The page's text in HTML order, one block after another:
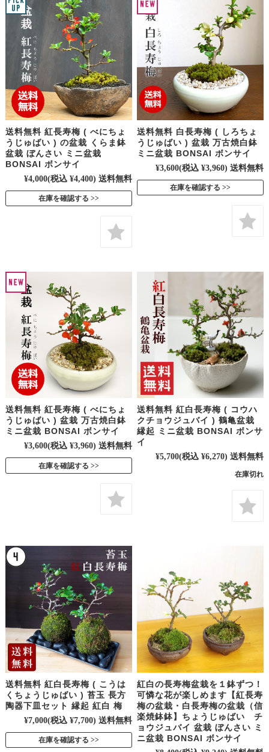
送料無料 紅長寿梅 ( べにちょ
うじゅばい ) の盆栽 くらま鉢
盆栽 ぼんさい ミニ盆栽
BONSAI ボンサイ
¥4,000(税込 ¥4,400) 送料無料
在庫を確認する
送料無料 白長寿梅 ( しろちょ
うじゅばい ) 盆栽 万古焼白鉢
ミニ盆栽 BONSAI ボンサイ
¥3,600(税込 ¥3,960) 送料無料
在庫を確認する
送料無料 紅長寿梅 ( べにちょ
うじゅばい ) 盆栽 万古焼白鉢
ミニ盆栽 BONSAI ボンサイ
¥3,600(税込 ¥3,960) 送料無料
在庫を確認する
送料無料 紅白長寿梅 ( コウハ
クチョウジュバイ ) 鶴亀盆栽
縁起 ミニ盆栽 BONSAI ボンサ
イ
¥5,700(税込 ¥6,270) 送料無料
在庫切れ
送料無料 紅白長寿梅 ( こうは
くちょうじゅばい ) 苔玉 長方
陶器下皿セット 縁起 紅白 梅
¥7,000(税込 ¥7,700) 送料無料
在庫を確認する
紅白の長寿梅盆栽を１鉢ずつ！
可憐な花が楽しめます【紅長寿
梅の盆栽・白長寿梅の盆栽（信
楽焼鉢鉢】ちょうじゅばい チ
ョウジュバイ 盆栽 ぼんさい ミ
ニ盆栽 BONSAI ボンサイ